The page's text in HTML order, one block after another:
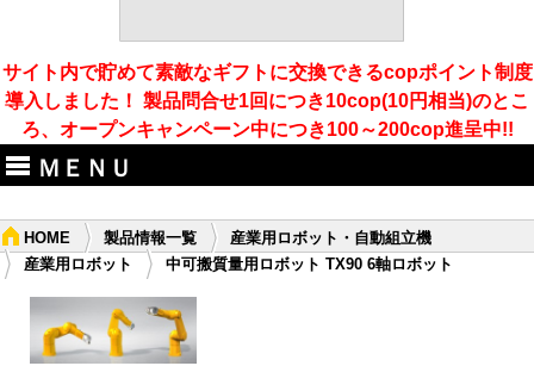
サイト内で貯めて素敵なギフトに交換できるcopポイント制度
導入しました！ 製品問合せ1回につき10cop(10円相当)のとこ
ろ、オープンキャンペーン中につき100～200cop進呈中!!
ＭＥＮＵ
HOME 製品情報一覧
産業用ロボット・自動組立機
産業用ロボット
中可搬質量用ロボット TX90 6軸ロボット